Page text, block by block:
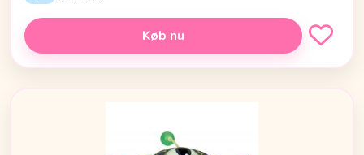
Køb nu